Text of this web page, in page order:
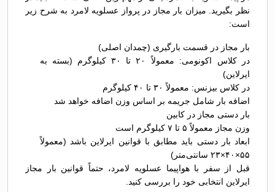
نظر بگیرید. میزان بار مجاز در پرواز عسلویه لامرد به شرح زیر
است:
بار مجاز در قسمت بارگیری (چمدان اصلی)
در کلاس اکونومی: معمولاً ۲۰ تا ۳۰ کیلوگرم (بسته به
ایرلاین)
در کلاس بیزنس: معمولاً ۳۰ تا ۴۰ کیلوگرم
اضافه بار شامل جریمه بر اساس وزن اضافه خواهد شد
بار دستی مجاز در کابین
وزن مجاز معمولاً ۵ تا ۷ کیلوگرم است
ابعاد بار دستی باید مطابق با قوانین ایرلاین باشد (معمولاً
۵۵×۴۰×۲۳ سانتی‌متر)
قبل از سفر با هواپیما عسلویه لامرد، حتماً قوانین بار مجاز
ایرلاین انتخابی خود را بررسی کنید.